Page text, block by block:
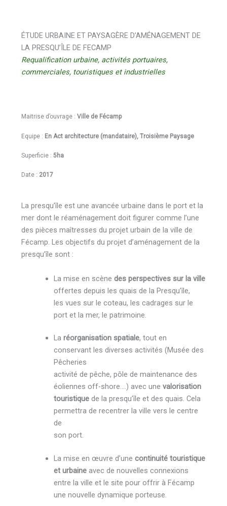
ÉTUDE URBAINE ET PAYSAGÈRE D’AMÉNAGEMENT DE
LA PRESQU’ÎLE DE FECAMP
Requalification urbaine, activités portuaires,
commerciales, touristiques et industrielles
Maitrise d’ouvrage : Ville de Fécamp
Equipe : En Act architecture (mandataire), Troisième Paysage
Superficie : 5ha
Date : 2017
La presqu’île est une avancée urbaine dans le port et la
mer dont le réaménagement doit figurer comme l’une
des pièces maîtresses du projet urbain de la ville de
Fécamp. Les objectifs du projet d’aménagement de la
presqu’île sont :
La mise en scène des perspectives sur la ville
offertes depuis les quais de la Presqu’île,
les vues sur le coteau, les cadrages sur le
port et la mer, le patrimoine.
La réorganisation spatiale, tout en
conservant les diverses activités (Musée des
Pêcheries
activité de pêche, pôle de maintenance des
éoliennes off-shore….) avec une valorisation
touristiquede la presqu’île et des quais. Cela
permettra de recentrer la ville vers le centre
de
son port.
La mise en œuvre d’une continuité touristique
et urbaineavec de nouvelles connexions
entre la ville et le site pour offrir à Fécamp
une nouvelle dynamique porteuse.